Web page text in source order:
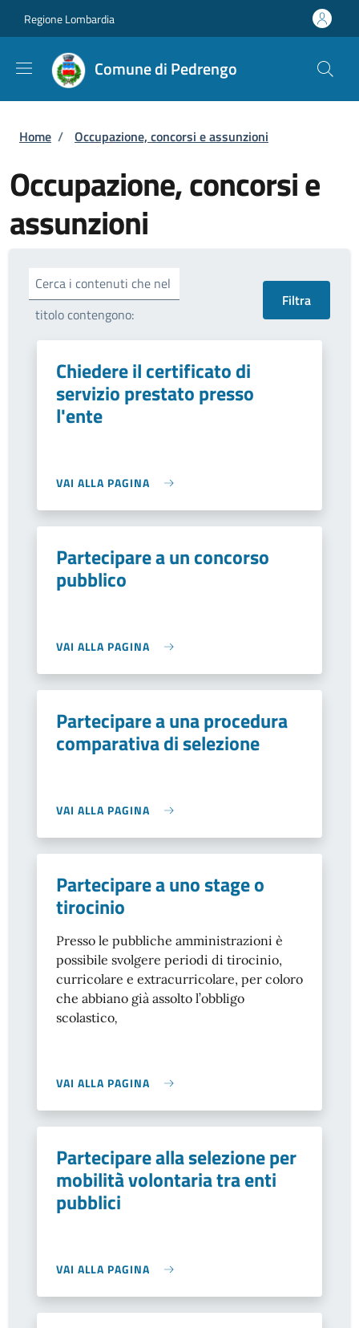
Regione Lombardia
Comune di Pedrengo
Briciole di pane
Home / Occupazione, concorsi e assunzioni
Occupazione, concorsi e
assunzioni
Cerca i contenuti che nel
titolo contengono:
Chiedere il certificato di
servizio prestato presso
l'ente
VAI ALLA PAGINA
Partecipare a un concorso
pubblico
VAI ALLA PAGINA
Partecipare a una procedura
comparativa di selezione
VAI ALLA PAGINA
Partecipare a uno stage o
tirocinio
Presso le pubbliche amministrazioni è
possibile svolgere periodi di tirocinio,
curricolare e extracurricolare, per coloro
che abbiano già assolto l’obbligo
scolastico,
VAI ALLA PAGINA
Partecipare alla selezione per
mobilità volontaria tra enti
pubblici
VAI ALLA PAGINA